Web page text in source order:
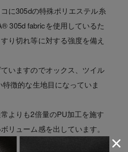
に305dの特殊ポリエステル糸
305d fabricを使用しているた
り切れ等に対する強度を備え
いますのでオックス、ツイル
徴的な生地目になっていま
よりも2倍量のPU加工を施す
リューム感を出しています。